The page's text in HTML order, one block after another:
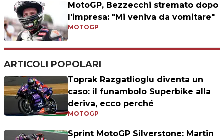
MotoGP, Bezzecchi stremato dopo
l'impresa: "Mi veniva da vomitare"
MOTOGP
ARTICOLI POPOLARI
Toprak Razgatlioglu diventa un
caso: il funambolo Superbike alla
deriva, ecco perché
MOTOGP
Sprint MotoGP Silverstone: Martin